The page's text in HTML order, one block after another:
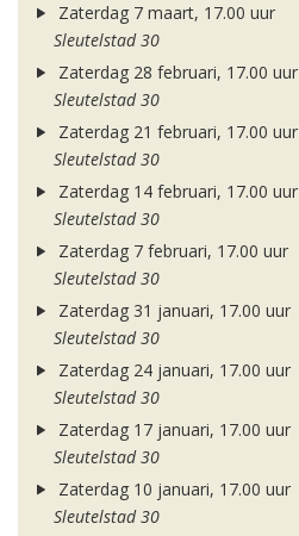
Zaterdag 7 maart, 17.00 uur
Sleutelstad 30
Zaterdag 28 februari, 17.00 uur
Sleutelstad 30
Zaterdag 21 februari, 17.00 uur
Sleutelstad 30
Zaterdag 14 februari, 17.00 uur
Sleutelstad 30
Zaterdag 7 februari, 17.00 uur
Sleutelstad 30
Zaterdag 31 januari, 17.00 uur
Sleutelstad 30
Zaterdag 24 januari, 17.00 uur
Sleutelstad 30
Zaterdag 17 januari, 17.00 uur
Sleutelstad 30
Zaterdag 10 januari, 17.00 uur
Sleutelstad 30